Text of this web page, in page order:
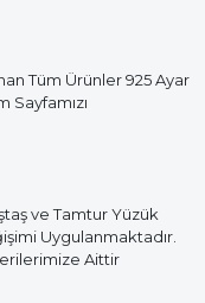
Tüm Ürünler 925 Ayar
Sayfamızı
ve Tamtur Yüzük
Uygulanmaktadır.
Aittir